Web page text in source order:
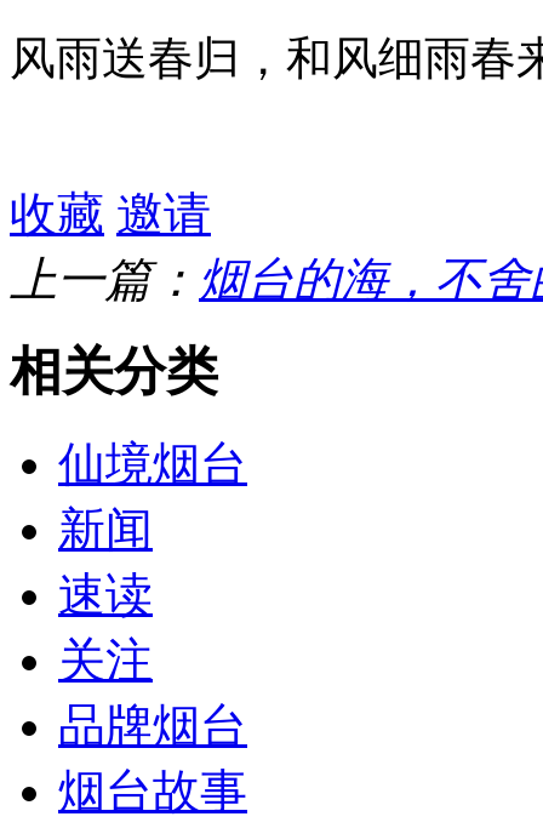
风雨送春归，和风细雨
收藏 邀请
上一篇： 烟台的海，不舍
相关分类
仙境烟台
新闻
速读
关注
品牌烟台
烟台故事